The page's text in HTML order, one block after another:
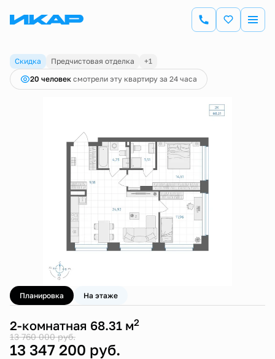
2-комнатная68.31 м
13 760 000 руб.
13 347 200 руб.
Скидка Предчистовая отделка
+1
20 человек смотрели эту квартиру за 24 часа
Планировка На этаже
2-комнатная 68.31 м2
13 760 000 руб.
13 347 200 руб.